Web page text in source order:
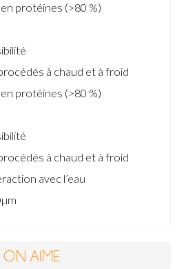
protéines (>80 %)
à chaud et à froid
protéines (>80 %)
à chaud et à froid
avec l’eau
ON AIME